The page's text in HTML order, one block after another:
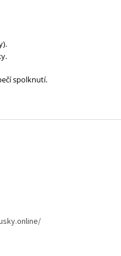
spolknutí.